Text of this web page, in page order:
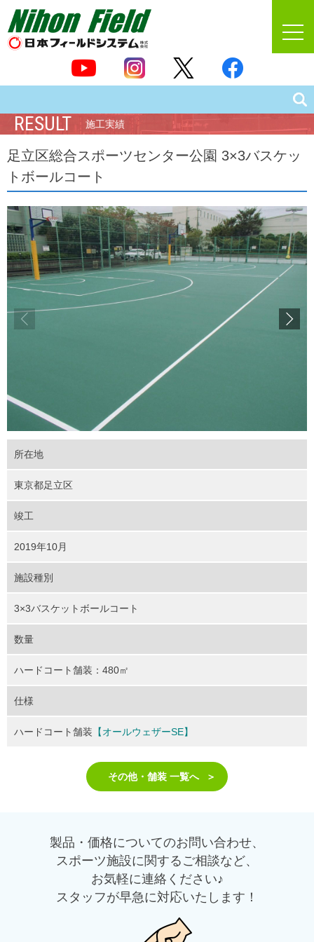
RESULT 施工実績
足立区総合スポーツセンター公園 3×3バスケッ
トボールコート
所在地
東京都足立区
竣工
2019年10月
施設種別
3×3バスケットボールコート
数量
ハードコート舗装：480㎡
仕様
ハードコート舗装 【オールウェザーSE】
その他・舗装 一覧へ
製品・価格についてのお問い合わせ、
スポーツ施設に関するご相談など、
お気軽に連絡ください♪
スタッフが早急に対応いたします！